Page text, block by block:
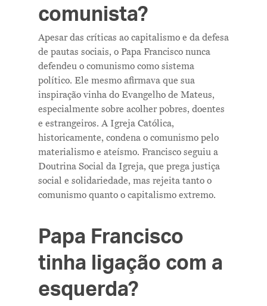
comunista?
Apesar das críticas ao capitalismo e da defesa
de pautas sociais, o Papa Francisco nunca
defendeu o comunismo como sistema
político. Ele mesmo afirmava que sua
inspiração vinha do Evangelho de Mateus,
especialmente sobre acolher pobres, doentes
e estrangeiros. A Igreja Católica,
historicamente, condena o comunismo pelo
materialismo e ateísmo. Francisco seguiu a
Doutrina Social da Igreja, que prega justiça
social e solidariedade, mas rejeita tanto o
comunismo quanto o capitalismo extremo.
Papa Francisco
tinha ligação com a
esquerda?